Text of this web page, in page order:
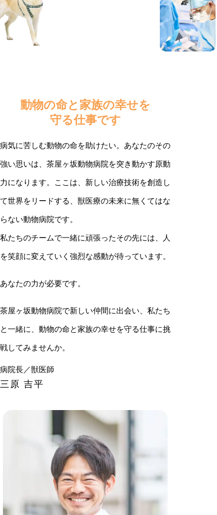
動物の命と家族の幸せを
守る仕事です
病気に苦しむ動物の命を助けたい。あなたのその
強い思いは、茶屋ヶ坂動物病院を突き動かす原動
力になります。ここは、新しい治療技術を創造し
て世界をリードする、獣医療の未来に無くてはな
らない動物病院です。
私たちのチームで一緒に頑張ったその先には、人
を笑顔に変えていく強烈な感動が待っています。
あなたの力が必要です。
茶屋ヶ坂動物病院で新しい仲間に出会い、私たち
と一緒に、動物の命と家族の幸せを守る仕事に挑
戦してみませんか。
病院長／獣医師
三原 吉平